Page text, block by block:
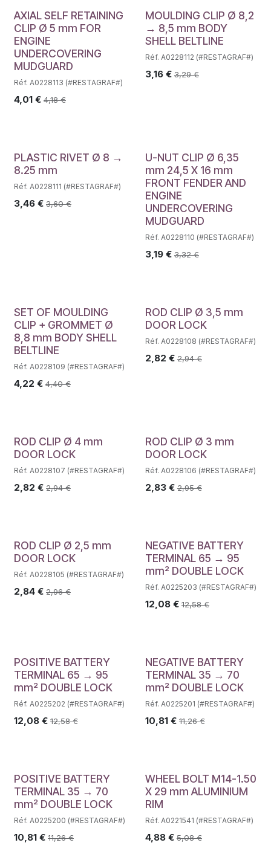
AXIAL SELF RETAINING
CLIP Ø 5 mm FOR
ENGINE
UNDERCOVERING
MUDGUARD
Réf. A0228113 (#RESTAGRAF#)
4,01 € 4,18€
MOULDING CLIP Ø 8,2
→ 8,5 mm BODY
SHELL BELTLINE
Réf. A0228112 (#RESTAGRAF#)
3,16€ 3,29€
PLASTIC RIVET Ø 8 →
8.25 mm
Réf. A0228111 (#RESTAGRAF#)
3,46 € 3,60€
U-NUT CLIP Ø 6,35
mm 24,5 X 16 mm
FRONT FENDER AND
ENGINE
UNDERCOVERING
MUDGUARD
Réf. A0228110 (#RESTAGRAF#)
3,19€ 3,32€
SET OF MOULDING
CLIP + GROMMET Ø
8,8 mm BODY SHELL
BELTLINE
Réf. A0228109 (#RESTAGRAF#)
4,22 € 4,40€
ROD CLIP Ø 3,5 mm
DOOR LOCK
Réf. A0228108 (#RESTAGRAF#)
2,82 € 2,94€
ROD CLIP Ø 4 mm
DOOR LOCK
Réf. A0228107 (#RESTAGRAF#)
2,82 € 2,94€
ROD CLIP Ø 3 mm
DOOR LOCK
Réf. A0228106 (#RESTAGRAF#)
2,83€ 2,95€
ROD CLIP Ø 2,5 mm
DOOR LOCK
Réf. A0228105 (#RESTAGRAF#)
2,84 € 2,96€
NEGATIVE BATTERY
TERMINAL 65 → 95
mm² DOUBLE LOCK
Réf. A0225203 (#RESTAGRAF#)
12,08€ 12,58€
POSITIVE BATTERY
TERMINAL 65 → 95
mm² DOUBLE LOCK
Réf. A0225202 (#RESTAGRAF#)
12,08 € 12,58€
NEGATIVE BATTERY
TERMINAL 35 → 70
mm² DOUBLE LOCK
Réf. A0225201 (#RESTAGRAF#)
10,81€ 11,26€
POSITIVE BATTERY
TERMINAL 35 → 70
mm² DOUBLE LOCK
Réf. A0225200 (#RESTAGRAF#)
10,81 € 11,26€
WHEEL BOLT M14-1.50
X 29 mm ALUMINIUM
RIM
Réf. A0221541 (#RESTAGRAF#)
4,88€ 5,08€